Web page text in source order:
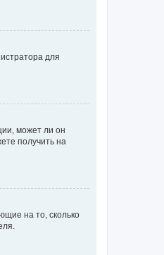
для
может ли он
получить на
на то, сколько